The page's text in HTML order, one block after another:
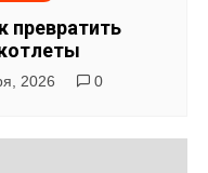
превратить
2026 0